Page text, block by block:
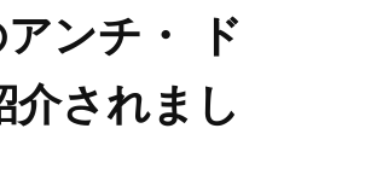
ンチ・ ド
されまし